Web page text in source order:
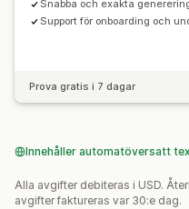
Snabba och exakta
Support för onboarding och
Prova gratis i 7 dagar
Innehåller automatöversatt
Alla avgifter debiteras i USD.
avgifter faktureras var 30:e dag.